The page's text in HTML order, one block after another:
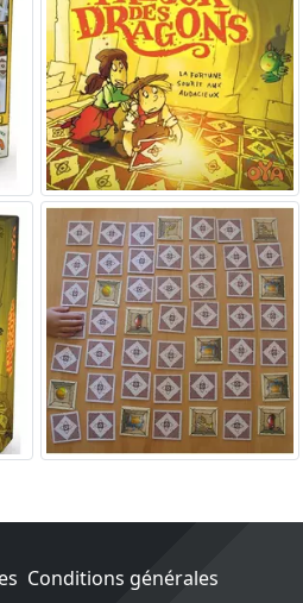
Conditions générales